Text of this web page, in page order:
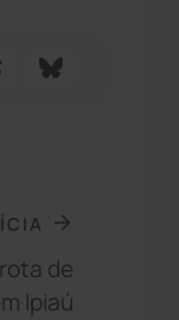
de
Ipiaú